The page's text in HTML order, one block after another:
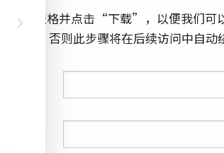
Spark系列
先进的面阵扫描相机
率、高帧率和高图像质
Fusion系列
多传感器多光谱
于专业成像应用的
可订制搭载有两个或三
3-CMOS棱镜式
下面的表格并点击“下载”，以便我们可
跟踪，否则此步骤将在后续访问中自动